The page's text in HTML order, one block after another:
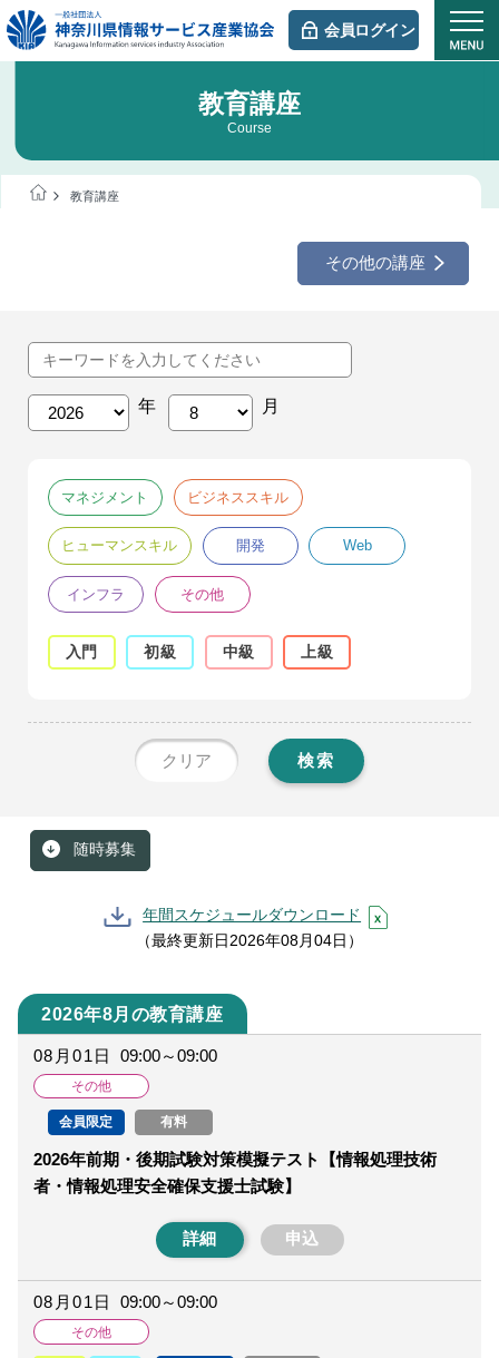
会員ログイン
教育講座
Course
教育講座
その他の講座
マネジメント ビジネススキル
ヒューマンスキル 開発 Web
インフラ その他
入門 初級 中級 上級
クリア 検索
随時募集
年間スケジュールダウンロード
（最終更新日2026年08月04日）
2026年8月の教育講座
08月01日 09:00～09:00
その他
会員限定 有料
2026年前期・後期試験対策模擬テスト【情報処理技術
者・情報処理安全確保支援士試験】
詳細 申込
08月01日 09:00～09:00
その他